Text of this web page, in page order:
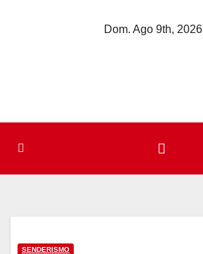
Dom. Ago 9th, 2026
SENDERISMO